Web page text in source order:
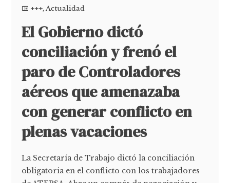
+++,Actualidad
El Gobierno dictó
conciliación y frenó el
paro de Controladores
aéreos que amenazaba
con generar conflicto en
plenas vacaciones
La Secretaría de Trabajo dictó la conciliación
obligatoria en el conflicto con los trabajadores